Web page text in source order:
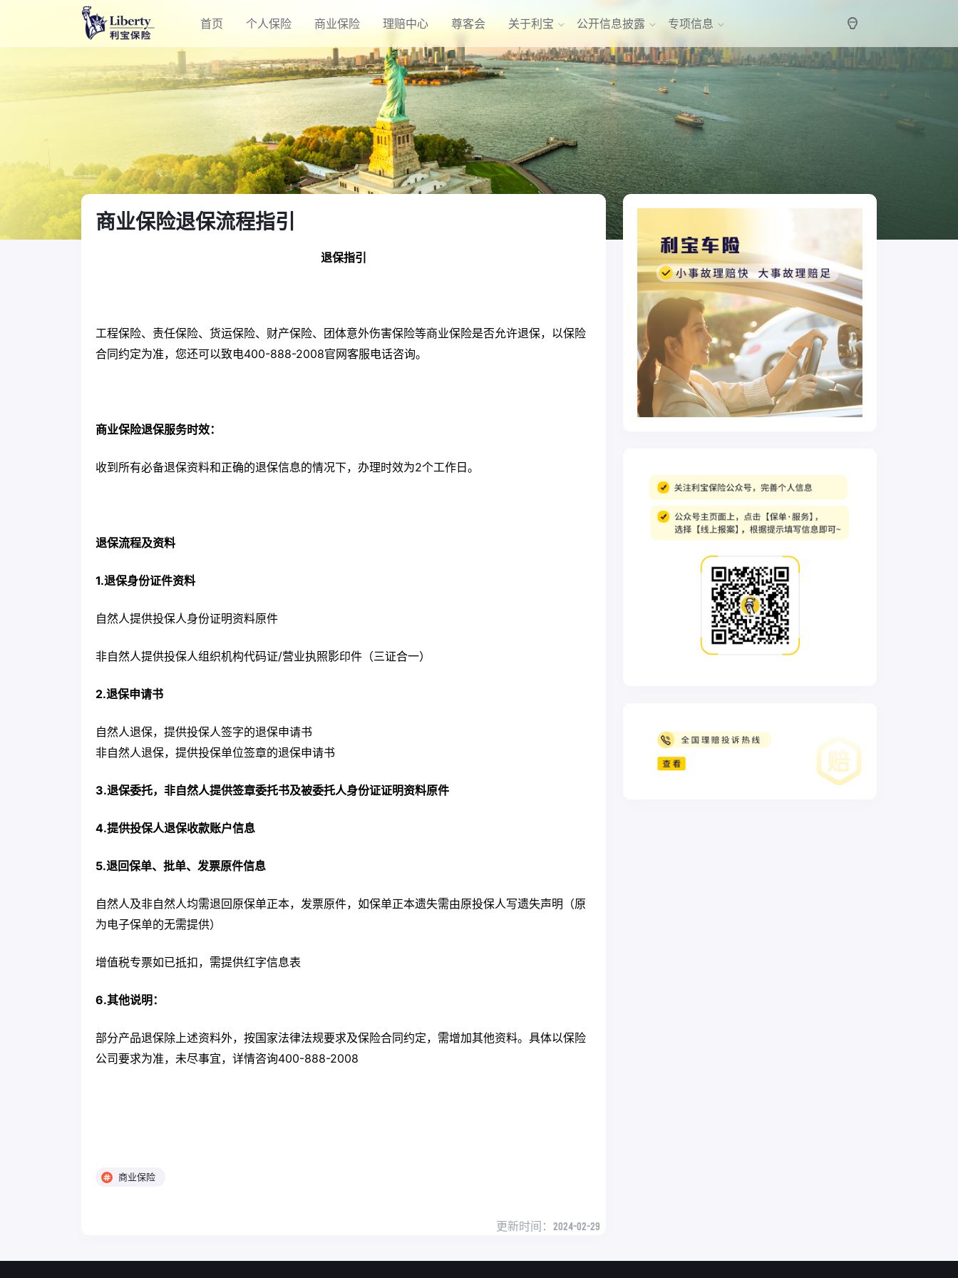
首页 个人保险 商业保险 理赔中心 尊客会 关于利宝 公开信息披露 专项信息
商业保险退保流程指引
退保指引
工程保险、责任保险、货运保险、财产保险、团体意外伤害保险等商业保险是否允许退保，以保险
合同约定为准，您还可以致电400-888-2008官网客服电话咨询。
商业保险退保服务时效：
收到所有必备退保资料和正确的退保信息的情况下，办理时效为2个工作日。
退保流程及资料
1.退保身份证件资料
自然人提供投保人身份证明资料原件
非自然人提供投保人组织机构代码证/营业执照影印件（三证合一）
2.退保申请书
自然人退保，提供投保人签字的退保申请书
非自然人退保，提供投保单位签章的退保申请书
3.退保委托，非自然人提供签章委托书及被委托人身份证证明资料原件
4.提供投保人退保收款账户信息
5.退回保单、批单、发票原件信息
自然人及非自然人均需退回原保单正本，发票原件，如保单正本遗失需由原投保人写遗失声明（原
为电子保单的无需提供）
增值税专票如已抵扣，需提供红字信息表
6.其他说明：
部分产品退保除上述资料外，按国家法律法规要求及保险合同约定，需增加其他资料。具体以保险
公司要求为准，未尽事宜，详情咨询400-888-2008
商业保险
更新时间： 2024-02-29